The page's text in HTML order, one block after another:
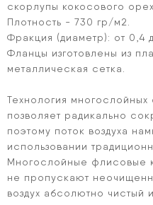
скорлупы кокосового
Плотность - 730 гр/м2.
Фракция (диаметр): от 0,4
Фланцы изготовлены из
металлическая сетка.
Технология
позволяет радикально
поэтому поток воздуха
использовании
Многослойные флисовые
не пропускают
воздух абсолютно чистый